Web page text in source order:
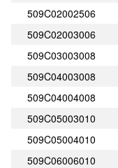
509C02002506
509C02003006
509C03003008
509C04003008
509C04004008
509C05003010
509C05004010
509C06006010